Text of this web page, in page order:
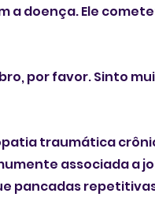
a doença. Ele
por favor. Sinto
traumática
associada a
pancadas